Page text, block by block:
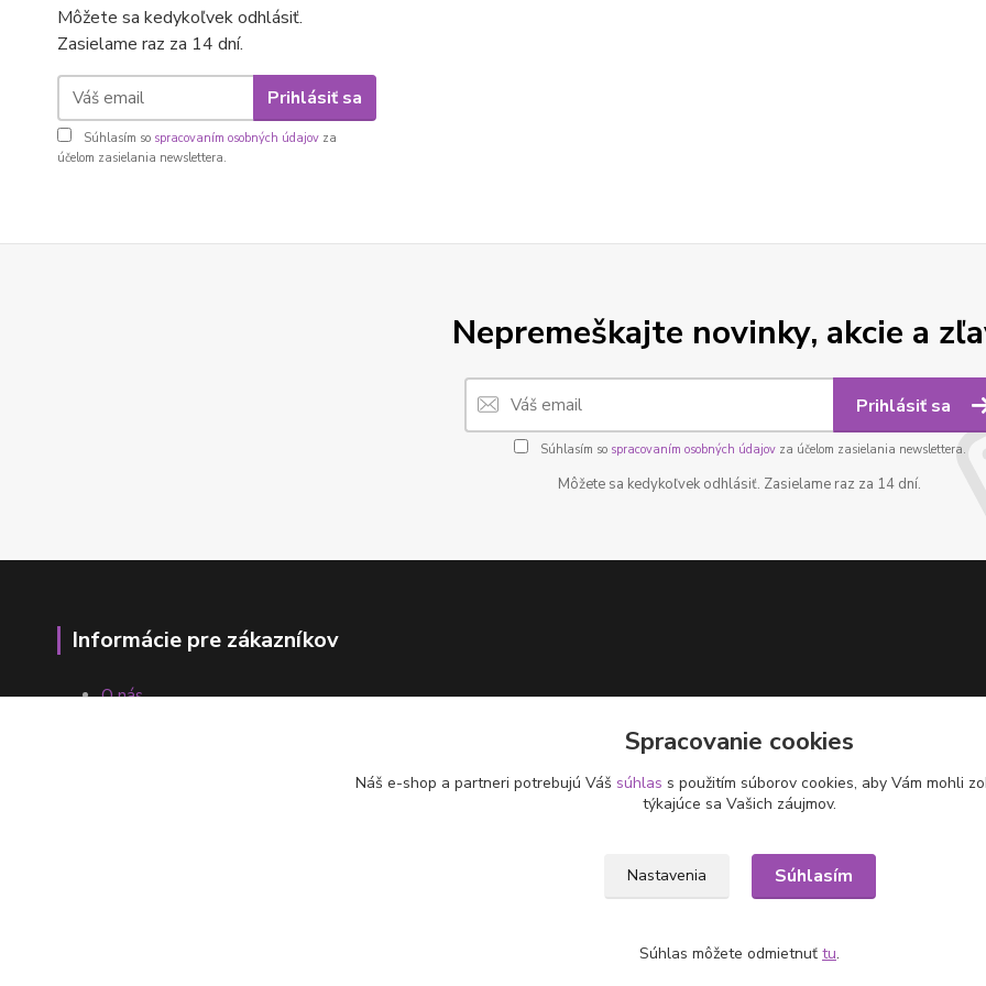
Môžete sa kedykoľvek odhlásiť.
Zasielame raz za 14 dní.
Prihlásiť sa
Súhlasím so spracovaním osobných údajov za
účelom zasielania newslettera.
Nepremeškajte novinky, akcie a
Prihlásiť sa
Súhlasím so spracovaním osobných údajovza účelom zasielania newslettera.
Môžete sa kedykoľvek odhlásiť. Zasielame raz za 14 dní.
Informácie pre zákazníkov
O nás
Spracovanie cookies
Náš e-shop a partneri potrebujú Váš súhlas s použitím súborov cookies, aby Vám mohli
týkajúce sa Vašich záujmov.
Nastavenia Súhlasím
Súhlas môžete odmietnuť tu.